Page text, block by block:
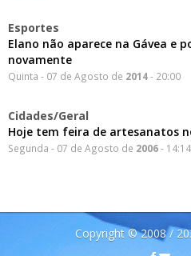
Esportes
Elano não aparece na Gávea e
novamente
Quinta - 07 de Agosto de 2014- 20:00
Cidades/Geral
Hoje tem feira de artesanatos
Segunda - 07 de Agosto de 2006- 14:14
Copyright © 2008 /